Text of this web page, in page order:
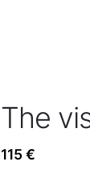
The
115 €